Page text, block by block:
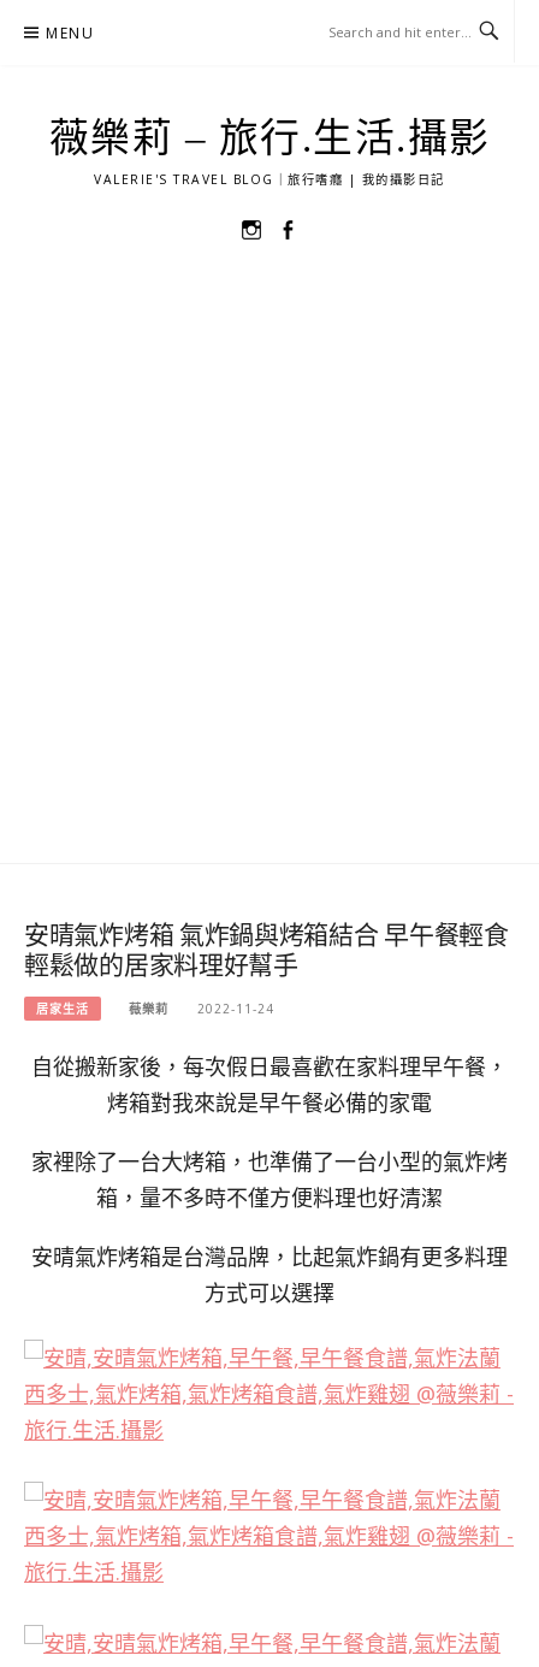
MENU
薇樂莉 – 旅行.生活.攝影
VALERIE'S TRAVEL BLOG｜旅行嗜癮 | 我的攝影日記
選
安晴氣炸烤箱 氣炸鍋與烤箱結合 早午餐輕食
輕鬆做的居家料理好幫手
居家生活 薇樂莉 2022-11-24
自從搬新家後，每次假日最喜歡在家料理早午餐，
烤箱對我來說是早午餐必備的家電
家裡除了一台大烤箱，也準備了一台小型的氣炸烤
箱，量不多時不僅方便料理也好清潔
安晴氣炸烤箱是台灣品牌，比起氣炸鍋有更多料理
方式可以選擇